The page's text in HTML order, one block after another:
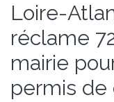
Loire-
réclame
mairie
permis de